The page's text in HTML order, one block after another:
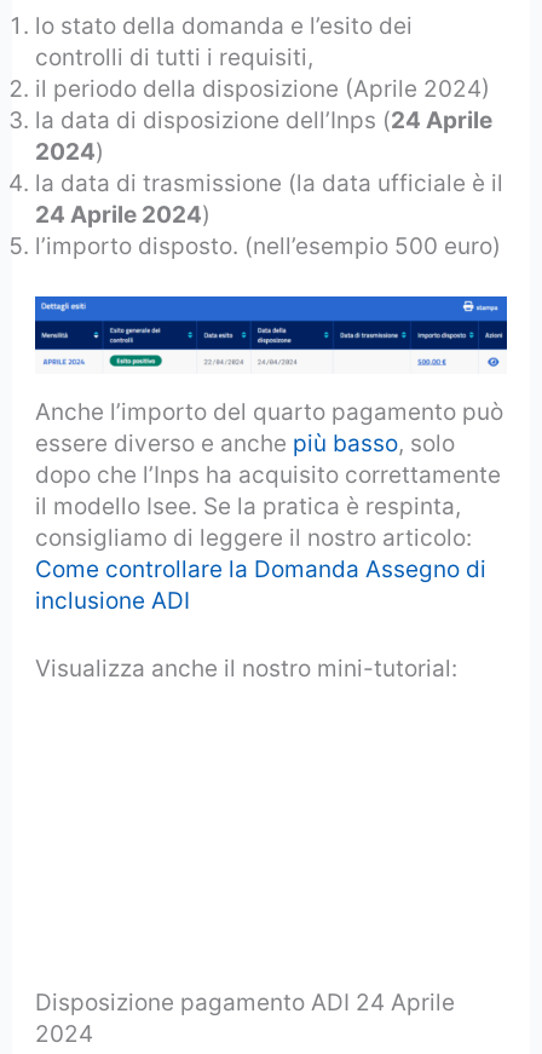
lo stato della domanda e l’esito dei
controlli di tutti i requisiti,
il periodo della disposizione (Aprile 2024)
la data di disposizione dell’Inps (24 Aprile
2024)
la data di trasmissione (la data ufficiale è il
24 Aprile 2024)
l’importo disposto. (nell’esempio 500 euro)
Anche l’importo del quarto pagamento può
essere diverso e anche più basso, solo
dopo che l’Inps ha acquisito correttamente
il modello Isee. Se la pratica è respinta,
consigliamo di leggere il nostro articolo:
Come controllare la Domanda Assegno di
inclusione ADI
Visualizza anche il nostro mini-tutorial:
Disposizione pagamento ADI 24 Aprile
2024